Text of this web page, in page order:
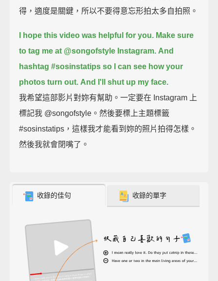
得，適度是關鍵，所以不要得意忘形拍太多自拍照。
I hope this video was helpful for you. Make sure
to tag me at @songofstyle Instagram. And
hashtag #sosinstatips so I can see how your
photos turn out. And I'll shut up my face.
我希望這部影片對妳有幫助。一定要在 Instagram 上
標記我 @songofstyle。然後要標上主題標籤
#sosinstatips，這樣我才能看到妳的照片拍得怎樣。
然後我就會閉嘴了。
收錄的佳句 收錄的單字